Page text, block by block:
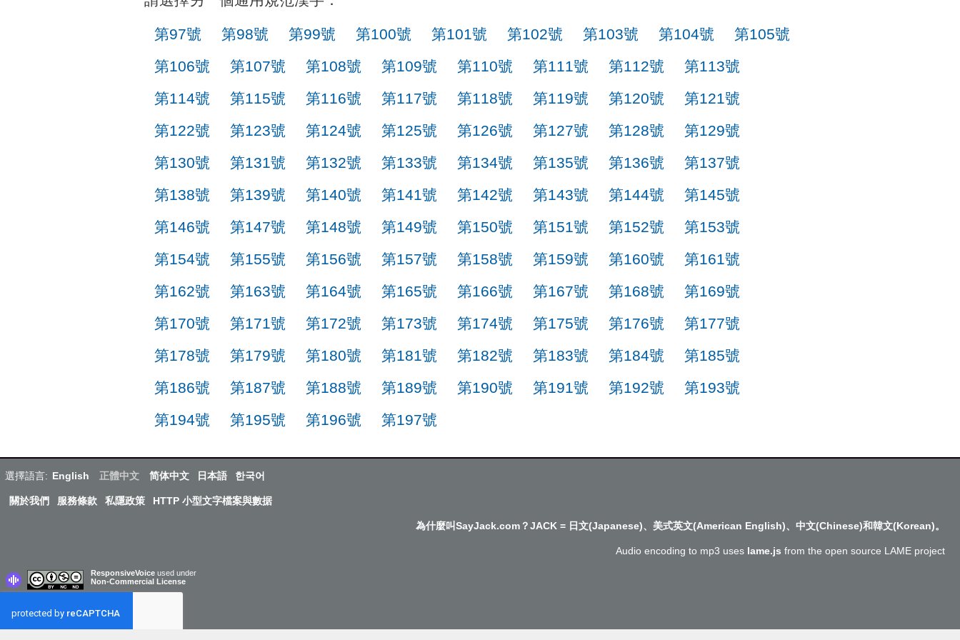
第97號 第98號 第99號 第100號 第101號 第102號 第103號 第104號
第105號
第106號
第107號 第108號 第109號 第110號 第111號 第112號
第113號
第114號
第115號 第116號 第117號 第118號 第119號 第120號
第121號
第122號
第123號 第124號 第125號 第126號 第127號 第128號
第129號
第130號
第131號 第132號 第133號 第134號 第135號 第136號
第137號
第138號
第139號 第140號 第141號 第142號 第143號 第144號
第145號
第146號
第147號 第148號 第149號 第150號 第151號 第152號
第153號
第154號
第155號 第156號 第157號 第158號 第159號 第160號
第161號
第162號
第163號 第164號 第165號 第166號 第167號 第168號
第169號
第170號
第171號 第172號 第173號 第174號 第175號 第176號
第177號
第178號
第179號 第180號 第181號 第182號 第183號 第184號
第185號
第186號
第187號 第188號 第189號 第190號 第191號 第192號
第193號
第194號
第195號 第196號 第197號
選擇語言: English 正體中文 简体中文 日本語 한국어
關於我們 服務條款 私隱政策 HTTP 小型文字檔案與數据
為什麼叫SayJack.com？JACK = 日文(Japanese)、美式英文(American English)、中文(Chinese)和韓文(Korean)。
Audio encoding to mp3 uses lame.js from the open source LAME project
ResponsiveVoice used under
Non-Commercial License